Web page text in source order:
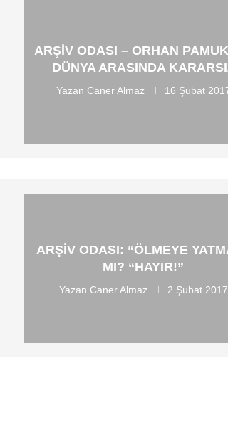
ARŞIV ODASI – ORHAN
DÜNYA ARASINDA
Yazan Caner Almaz 16 Şubat
ARŞIV ODASI: “ÖLMEYE
MI? “HAYIR!”
Yazan Caner Almaz 2 Şubat 2017